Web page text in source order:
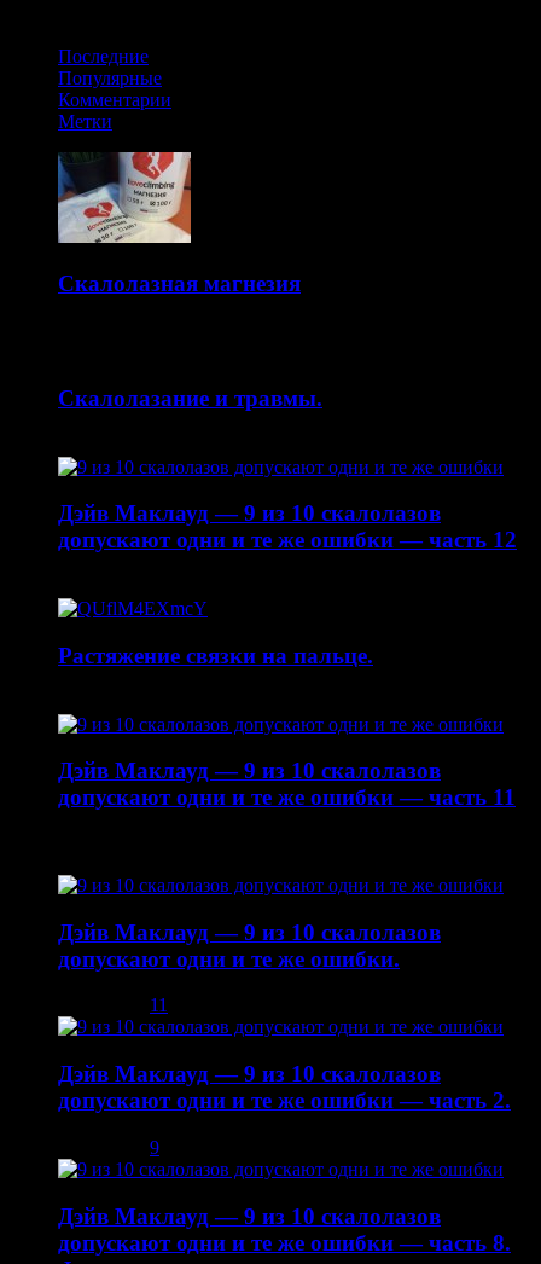
Последние
Популярные
Комментарии
Метки
Скалолазная магнезия
Скалолазание и травмы.
Дэйв Маклауд — 9 из 10 скалолазов
допускают одни и те же ошибки — часть 12
Растяжение связки на пальце.
Дэйв Маклауд — 9 из 10 скалолазов
допускают одни и те же ошибки — часть 11
Дэйв Маклауд — 9 из 10 скалолазов
допускают одни и те же ошибки.
11
Дэйв Маклауд — 9 из 10 скалолазов
допускают одни и те же ошибки — часть 2.
9
Дэйв Маклауд — 9 из 10 скалолазов
допускают одни и те же ошибки — часть 8.